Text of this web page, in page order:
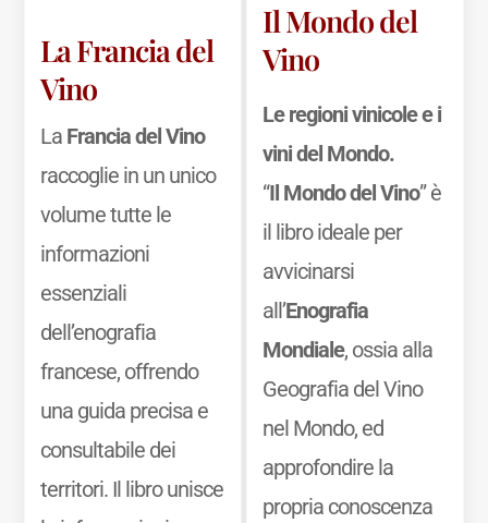
La Francia del
Vino
La Francia del Vino
raccoglie in un unico
volume tutte le
informazioni
essenziali
dell’enografia
francese, offrendo
una guida precisa e
consultabile dei
territori. Il libro unisce
Il Mondo del
Vino
Le regioni vinicole e i
vini del Mondo.
“Il Mondo del Vino” è
il libro ideale per
avvicinarsi
all’Enografia
Mondiale, ossia alla
Geografia del Vino
nel Mondo, ed
approfondire la
propria conoscenza